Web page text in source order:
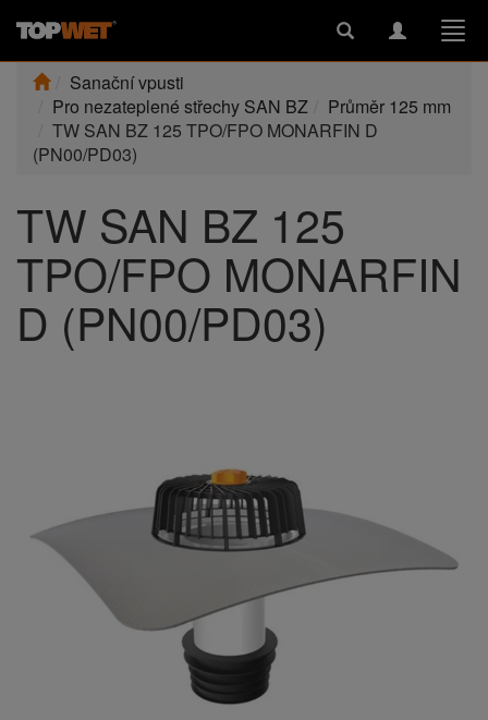
Toggle
Toggle
Sanační vpusti
Pro nezateplené střechy SAN BZ
Průměr 125 mm
TW SAN BZ 125 TPO/FPO MONARFIN D
(PN00/PD03)
TW SAN BZ 125
TPO/FPO MONARFIN
D (PN00/PD03)